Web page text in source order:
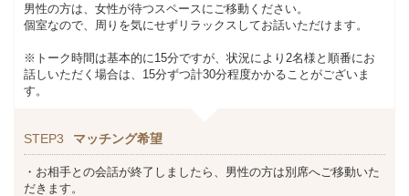
男性の方は、女性が待つスペースにご移動ください。
個室なので、周りを気にせずリラックスしてお話いただけます。
※トーク時間は基本的に15分ですが、状況により2名様と順番にお
話しいただく場合は、15分ずつ計30分程度かかることがございま
す。
STEP3 マッチング希望
・お相手との会話が終了しましたら、男性の方は別席へご移動いた
だきます。